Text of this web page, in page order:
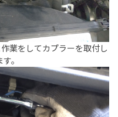
業をしてカプラーを取付し
。